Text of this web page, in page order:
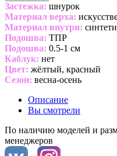
Застежка: шнурок
Материал верха:
Материал внутри:
Подошва: ТПР
Подошва: 0.5-1 см
Каблук: нет
Цвет: жёлтый, красный
Сезон: весна-осень
Описание
Вы смотрели
По наличию моделей и
менеджеров